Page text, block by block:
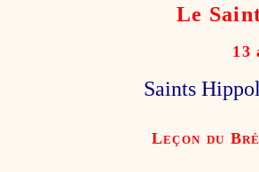
Le
13
Saints
Leçon du